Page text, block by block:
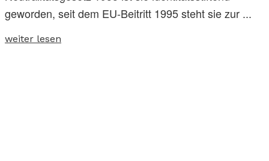
geworden, seit dem EU-Beitritt 1995 steht sie zur ...
weiter lesen